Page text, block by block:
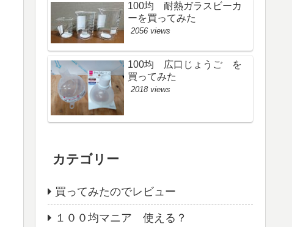
100均 耐熱ガラスビーカ
ーを買ってみた
2056 views
100均 広口じょうご を
買ってみた
2018 views
カテゴリー
買ってみたのでレビュー
１００均マニア 使える？